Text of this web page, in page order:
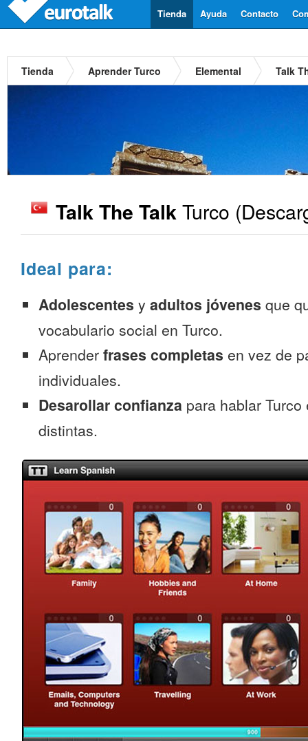
Contacto
Ayuda
Tienda
Tienda Aprender Turco Elemental Talk
Talk The TalkTurco
Ideal para:
Adolescentes y adultos jóvenes que
vocabulario social en Turco.
Aprender frases completas en vez de
individuales.
Desarollar confianza para hablar
distintas.